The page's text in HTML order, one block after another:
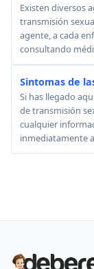
Existen diversos
transmisión
agente, a cada
consultando
Sintomas de
Si has llegado
de transmisión
cualquier
inmediatamente